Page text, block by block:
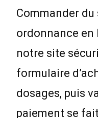
Commander
ordonnance en
notre site
formulaire
dosages, puis
paiement se